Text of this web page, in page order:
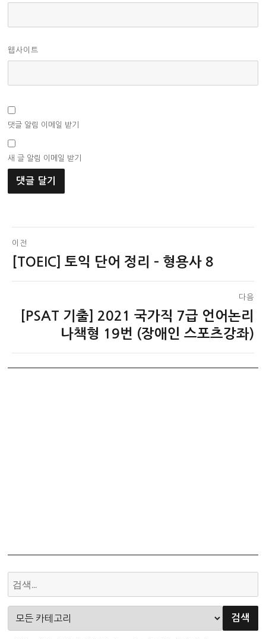
웹사이트
댓글 알림 이메일 받기
새 글 알림 이메일 받기
글
탐
이전
이[TOEIC] 토익 단어 정리 – 형용사 8
다음
[PSAT 기출] 2021 국가직 7급 언어논리
나책형 19번 (장애인 스포츠강좌)